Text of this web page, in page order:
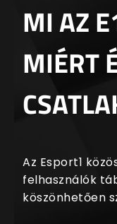
MI AZ
MIÉRT
Az Esport1
felhasználók
köszönhetően